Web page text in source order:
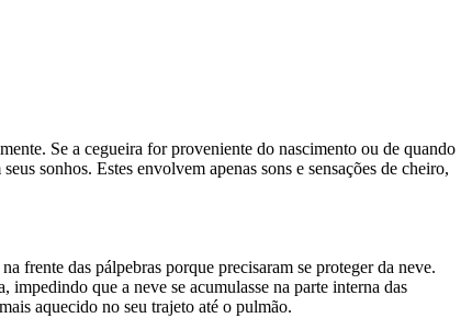
Se a cegueira for proveniente do nascimento ou de quando
sonhos. Estes envolvem apenas sons e sensações de cheiro,
frente das pálpebras porque precisaram se proteger da neve.
que a neve se acumulasse na parte interna das
aquecido no seu trajeto até o pulmão.